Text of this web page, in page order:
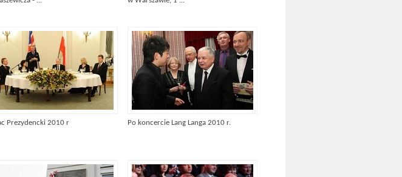
Prezydencki 2010 r Po koncercie Lang Langa 2010 r.